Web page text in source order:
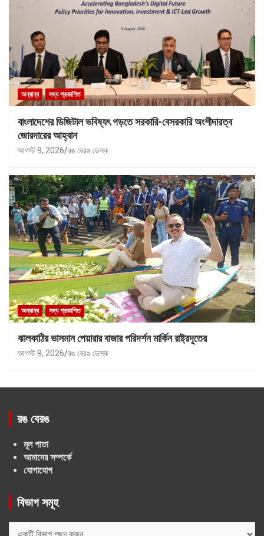
অন্যান্য সদ্য প্রকাশিত
বাংলাদেশের ডিজিটাল ভবিষ্যৎ গড়তে সরকারি-বেসরকারি অংশীদারত্ব
জোরদারের আহ্বান
আগস্ট 9, 2026 রঙ বেরঙ ডেস্ক
অন্যান্য সদ্য প্রকাশিত
ঝালকাঠির ভাসমান পেয়ারার বাজার পরিদর্শন মার্কিন রাষ্ট্রদূতের
আগস্ট 9, 2026 রঙ বেরঙ ডেস্ক
রঙ বেরঙ
মূল পাতা
আমাদের সম্পর্কে
যোগাযোগ
বিভাগ সমূহ